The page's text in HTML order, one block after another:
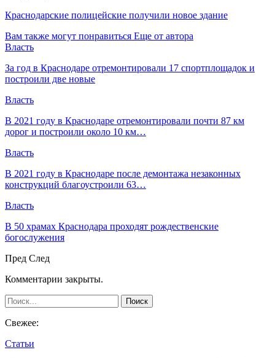
Краснодарские полицейские получили новое здание
Вам также могут понравиться Еще от автора
Власть
За год в Краснодаре отремонтировали 17 спортплощадок и
построили две новые
Власть
В 2021 году в Краснодаре отремонтировали почти 87 км
дорог и построили около 10 км…
Власть
В 2021 году в Краснодаре после демонтажа незаконных
конструкций благоустроили 63…
Власть
В 50 храмах Краснодара проходят рождественские
богослужения
Пред След
Комментарии закрыты.
Свежее:
Статьи